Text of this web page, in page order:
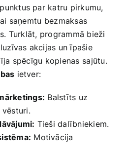
par katru pirkumu,
saņemtu ⁢bezmaksas
Turklāt, programmā ‌bieži
akcijas un ‍īpašie
spēcīgu kopienas ⁣sajūtu.
ietver:
⁢Balstīts uz
vēsturi.
Tieši dalībniekiem.
Motivācija